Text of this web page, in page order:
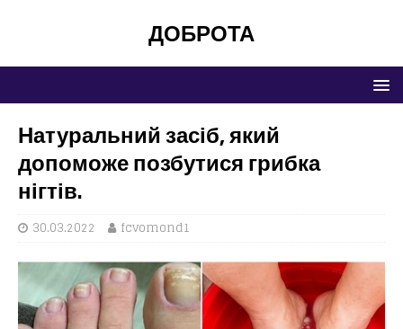
ДОБРОТА
Натуральний засіб, який
допоможе позбутися грибка
нігтів.
30.03.2022 fcvomond1